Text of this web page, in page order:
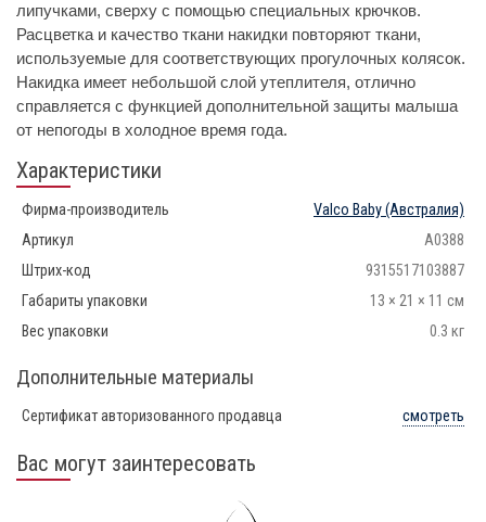
липучками, сверху с помощью специальных крючков.
Расцветка и качество ткани накидки повторяют ткани,
используемые для соответствующих прогулочных колясок.
Накидка имеет небольшой слой утеплителя, отлично
справляется с функцией дополнительной защиты малыша
от непогоды в холодное время года.
Характеристики
Фирма-производитель Valco Baby(Австралия)
Артикул
A0388
Штрих-код
9315517103887
Габариты упаковки
13 × 21 × 11 см
Вес упаковки
0.3 кг
Дополнительные материалы
Сертификат авторизованного продавца смотреть
Вас могут заинтересовать